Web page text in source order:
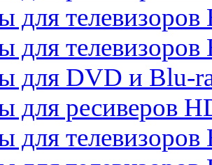
для телевизоров
для телевизоров
для DVD и Blu-
для ресиверов
для